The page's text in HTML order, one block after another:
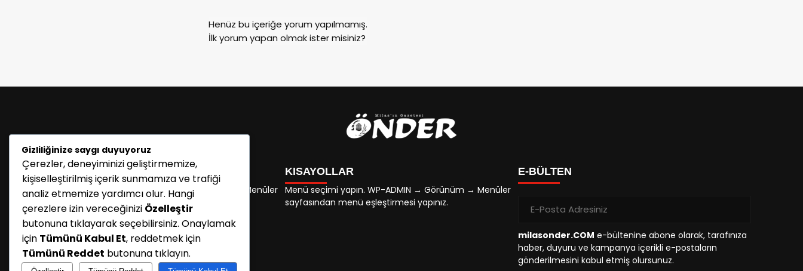
Henüz bu içeriğe yorum yapılmamış.
İlk yorum yapan olmak ister misiniz?
KATEGORİLER
Menü seçimi yapın. WP-ADMIN → Görünüm → Menüler
sayfasından menü eşleştirmesi yapınız.
KISAYOLLAR
Menü seçimi yapın. WP-ADMIN → Görünüm → Menüler
sayfasından menü eşleştirmesi yapınız.
E-BÜLTEN
milasonder.COM e-bültenine abone olarak, tarafınıza
haber, duyuru ve kampanya içerikli e-postaların
gönderilmesini kabul etmiş olursunuz.
Gizliliğinize saygı duyuyoruz
Çerezler, deneyiminizi geliştirmemize,
kişiselleştirilmiş içerik sunmamıza ve trafiği
analiz etmemize yardımcı olur. Hangi
çerezlere izin vereceğinizi Özelleştir
butonuna tıklayarak seçebilirsiniz. Onaylamak
için Tümünü Kabul Et, reddetmek için
Tümünü Reddet butonuna tıklayın.